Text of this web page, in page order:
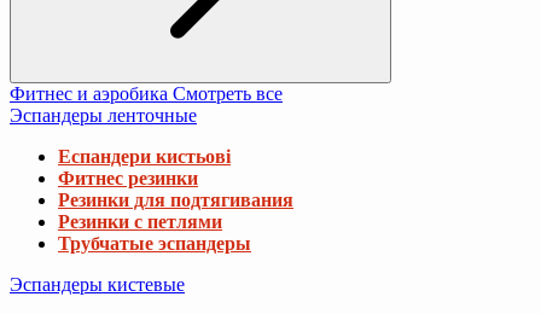
Фитнес и аэробика Смотреть все
Эспандеры ленточные
Еспандери кистьові
Фитнес резинки
Резинки для подтягивания
Резинки с петлями
Трубчатые эспандеры
Эспандеры кистевые